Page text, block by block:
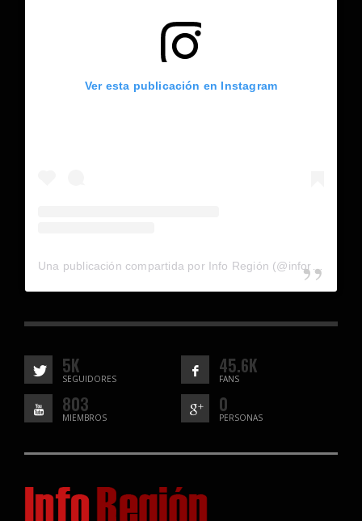
Ver esta publicación en Instagram
Una publicación compartida por Info Región (@inforegion_redes)
5K
SEGUIDORES
45.6K
FANS
803
MIEMBROS
0
PERSONAS